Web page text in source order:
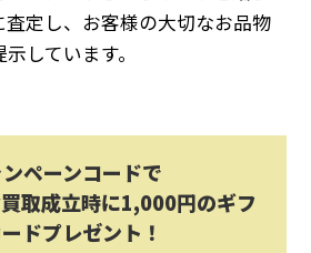
査定し、お客様の大切なお品物
しています。
ペーンコードで
取成立時に1,000円のギフ
ドプレゼント！